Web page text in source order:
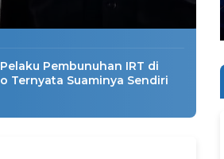
Pembunuhan IRT di
Ternyata Suaminya Sendiri